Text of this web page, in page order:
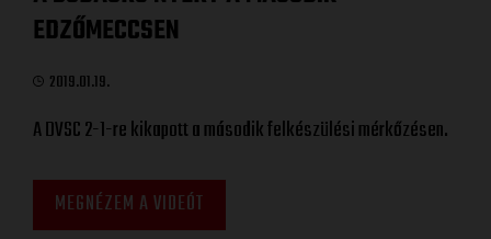
EDZŐMECCSEN
2019.01.19.
A DVSC 2-1-re kikapott a második felkészülési mérkőzésen.
MEGNÉZEM A VIDEÓT